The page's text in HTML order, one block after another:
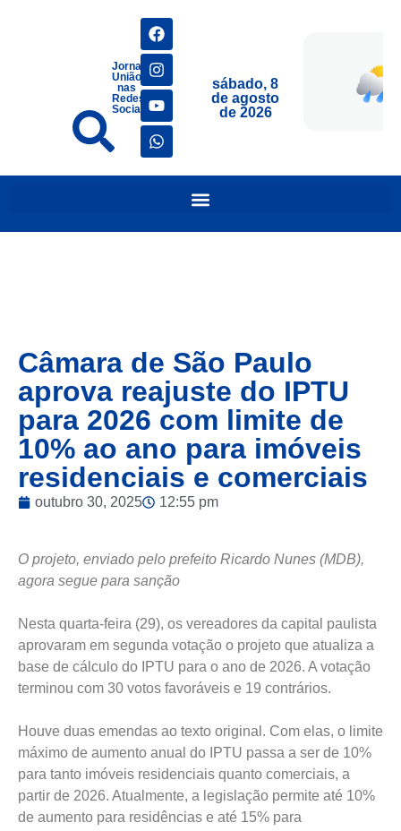
Jornais
União
nas
Redes
Sociais
sábado, 8
de agosto
de 2026
Câmara de São Paulo
aprova reajuste do IPTU
para 2026 com limite de
10% ao ano para imóveis
residenciais e comerciais
outubro 30, 2025 12:55 pm
O projeto, enviado pelo prefeito Ricardo Nunes (MDB),
agora segue para sanção
Nesta quarta-feira (29), os vereadores da capital paulista
aprovaram em segunda votação o projeto que atualiza a
base de cálculo do IPTU para o ano de 2026. A votação
terminou com 30 votos favoráveis e 19 contrários.
Houve duas emendas ao texto original. Com elas, o limite
máximo de aumento anual do IPTU passa a ser de 10%
para tanto imóveis residenciais quanto comerciais, a
partir de 2026. Atualmente, a legislação permite até 10%
de aumento para residências e até 15% para